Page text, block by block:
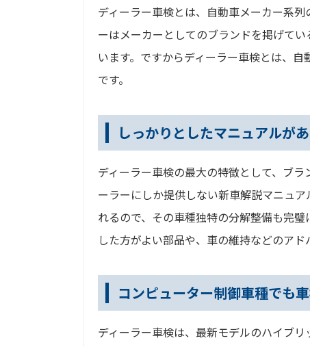
ディーラー車検とは、自動車メーカー系
ーはメーカーとしてのブランドを掲げて
います。ですからディーラー車検とは、
です。
しっかりとしたマニュアルが
ディーラー車検の最大の特徴として、ブ
ーラーにしか提供しない新車解説マニュ
れるので、その車種独特の分解整備も完
した方がよい部品や、車の維持などのアド
コンピューター制御車種でも
ディーラー車検は、最新モデルのハイブ